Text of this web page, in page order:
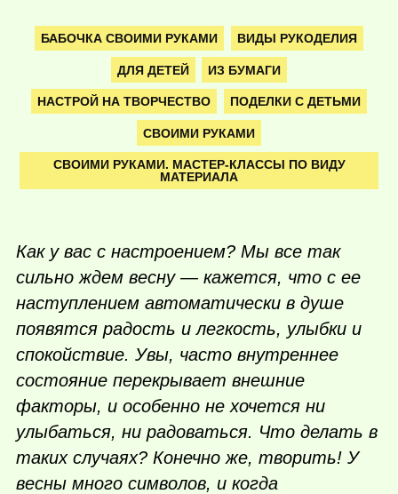
БАБОЧКА СВОИМИ РУКАМИ ВИДЫ РУКОДЕЛИЯ
ДЛЯ ДЕТЕЙ ИЗ БУМАГИ
НАСТРОЙ НА ТВОРЧЕСТВО ПОДЕЛКИ С ДЕТЬМИ
СВОИМИ РУКАМИ
СВОИМИ РУКАМИ. МАСТЕР-КЛАССЫ ПО ВИДУ
МАТЕРИАЛА
Как у вас с настроением? Мы все так
сильно ждем весну — кажется, что с ее
наступлением автоматически в душе
появятся радость и легкость, улыбки и
спокойствие. Увы, часто внутреннее
состояние перекрывает внешние
факторы, и особенно не хочется ни
улыбаться, ни радоваться. Что делать в
таких случаях? Конечно же, творить! У
весны много символов, и когда